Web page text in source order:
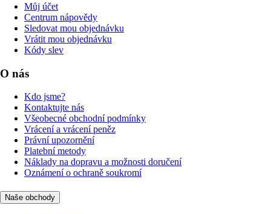
Můj účet
Centrum nápovědy
Sledovat mou objednávku
Vrátit mou objednávku
Kódy slev
O nás
Kdo jsme?
Kontaktujte nás
Všeobecné obchodní podmínky
Vrácení a vrácení peněz
Právní upozornění
Platební metody
Náklady na dopravu a možnosti doručení
Oznámení o ochraně soukromí
Naše obchody